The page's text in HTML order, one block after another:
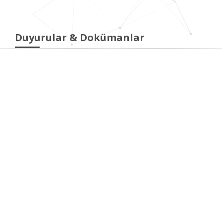
Duyurular & Dokümanlar